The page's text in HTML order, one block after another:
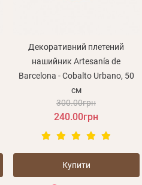
Декоративний плетений
нашийник Artesanía de
Barcelona - Cobalto Urbano, 50
см
300.00грн
240.00грн
Купити